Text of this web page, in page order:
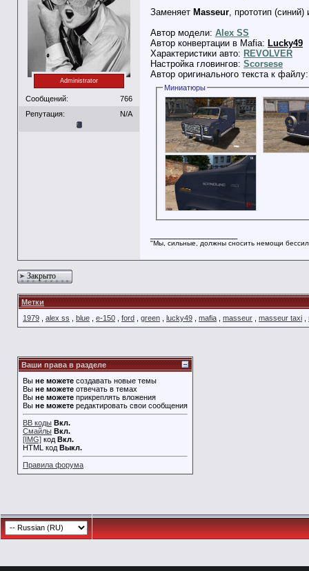
Administrator
Сообщений:
766
Репутация:
N/A
Заменяет Masseur, прототип (синий)
Автор модели: Alex SS
Автор конвертации в Mafia: Lucky49
Характеристики авто: REVOLVER
Настройка гловингов: Scorsese
Автор оригинального текста к
Миниатюры
"Мы, сильные, должны сносить немощи
Закрыто
Метки
1979
alex ss blue e-150 ford green lucky49 mafia masseur masseur taxi
Ваши права в разделе
Вы не можете создавать новые темы
Вы не можете отвечать в темах
Вы не можете прикреплять вложения
Вы не можете редактировать свои сообщения
BB коды Вкл.
Смайлы Вкл.
[IMG] код Вкл.
HTML код Выкл.
Правила форума